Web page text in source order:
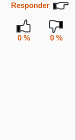
Responder
0 % 0 %